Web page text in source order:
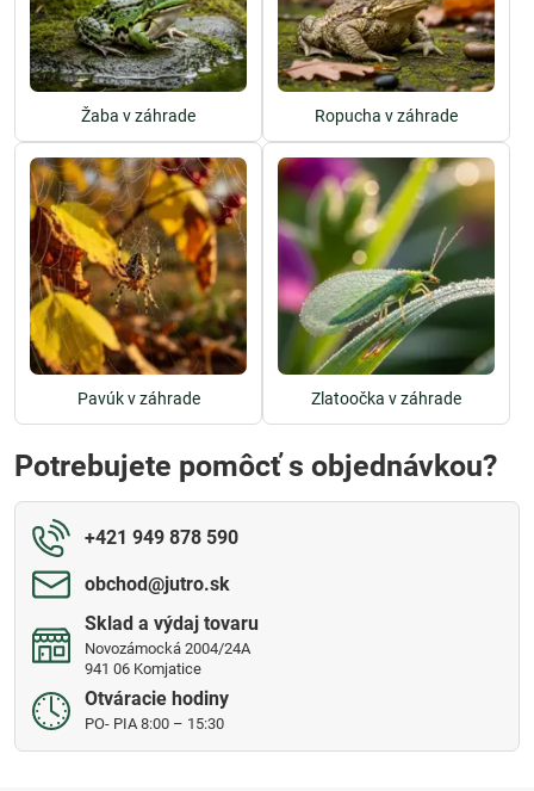
Žaba v záhrade Ropucha v záhrade
Pavúk v záhrade Zlatoočka v záhrade
Potrebujete pomôcť s objednávkou?
+421 949 878 590
obchod​@jutro​.sk
Sklad a výdaj tovaru
Novozámocká 2004/24A
941 06 Komjatice
Otváracie hodiny
PO- PIA 8:00 – 15:30